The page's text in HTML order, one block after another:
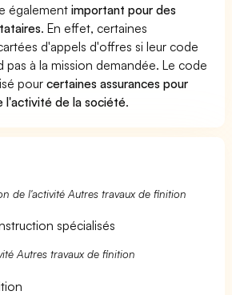
égalementimportant pour des
. En effet, certaines
d'appels d'offres si leur code
pas à la mission demandée. Le code
pourcertaines assurances pour
l'activité de la société.
de l'activité Autres travaux de finition
spécialisés
Autres travaux de finition